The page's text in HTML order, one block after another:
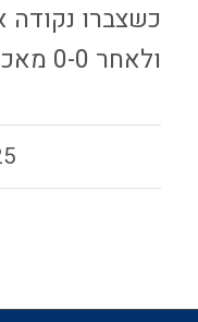
ולאחר 0-0 מאכזב מול הפועל פתח תק…